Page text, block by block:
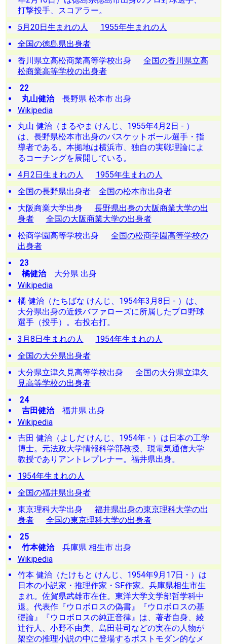
打撃投手、スコアラー。
5月20日生まれの人
1955年生まれの人
全国の徳島県出身者
香川県立高松商業高等学校出身 全国の香川県立高
松商業高等学校の出身者
22
丸山健治長野県 松本市 出身
Wikipedia
丸山 健治（まるやま けんじ、1955年4月2日 - ）
は、長野県松本市出身のバスケットボール選手・指
導者である。本拠地は横浜市、独自の実戦理論によ
るコーチングを展開している。
4月2日生まれの人
1955年生まれの人
全国の長野県出身者
全国の松本市出身者
大阪商業大学出身 長野県出身の大阪商業大学の出
身者
全国の大阪商業大学の出身者
松商学園高等学校出身 全国の松商学園高等学校の
出身者
23
橘健治大分県 出身
Wikipedia
橘 健治（たちばな けんじ、1954年3月8日 - ）は、
大分県出身の近鉄バファローズに所属したプロ野球
選手（投手）。右投右打。
3月8日生まれの人
1954年生まれの人
全国の大分県出身者
大分県立津久見高等学校出身 全国の大分県立津久
見高等学校の出身者
24
吉田健治福井県 出身
Wikipedia
吉田 健治（よしだ けんじ、1954年 - ）は日本の工学
博士。元法政大学情報科学部教授、現電気通信大学
教授でありアントレプレナー。福井県出身。
1954年生まれの人
全国の福井県出身者
東京理科大学出身 福井県出身の東京理科大学の出
身者
全国の東京理科大学の出身者
25
竹本健治兵庫県 相生市 出身
Wikipedia
竹本 健治（たけもと けんじ、1954年9月17日 - ）は
日本の小説家・推理作家・SF作家。兵庫県相生市生
まれ。佐賀県武雄市在住。東洋大学文学部哲学科中
退。代表作『ウロボロスの偽書』『ウロボロスの基
礎論』『ウロボロスの純正音律』は、著者自身、綾
辻行人、小野不由美、島田荘司などの実在の人物が
架空の推理小説の中に登場するポストモダン的なメ